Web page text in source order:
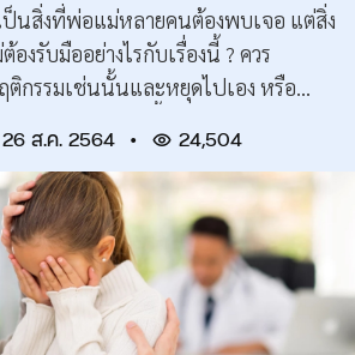
ป็นสิ่งที่พ่อแม่หลายคนต้องพบเจอ แต่สิ่ง
งรับมืออย่างไรกับเรื่องนี้ ? ควร
กรรมเช่นนั้นและหยุดไปเอง หรือ
26 ส.ค. 2564 • 24,504